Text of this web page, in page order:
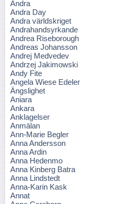
Andra
Andra Day
Andra världskriget
Andrahandsyrkande
Andrea Riseborough
Andreas Johansson
Andrej Medvedev
Andrzej Jakimowski
Andy Fite
Angela Wiese Edeler
Ängslighet
Aniara
Ankara
Anklagelser
Anmälan
Ann-Marie Begler
Anna Andersson
Anna Ardin
Anna Hedenmo
Anna Kinberg Batra
Anna Lindstedt
Anna-Karin Kask
Annat